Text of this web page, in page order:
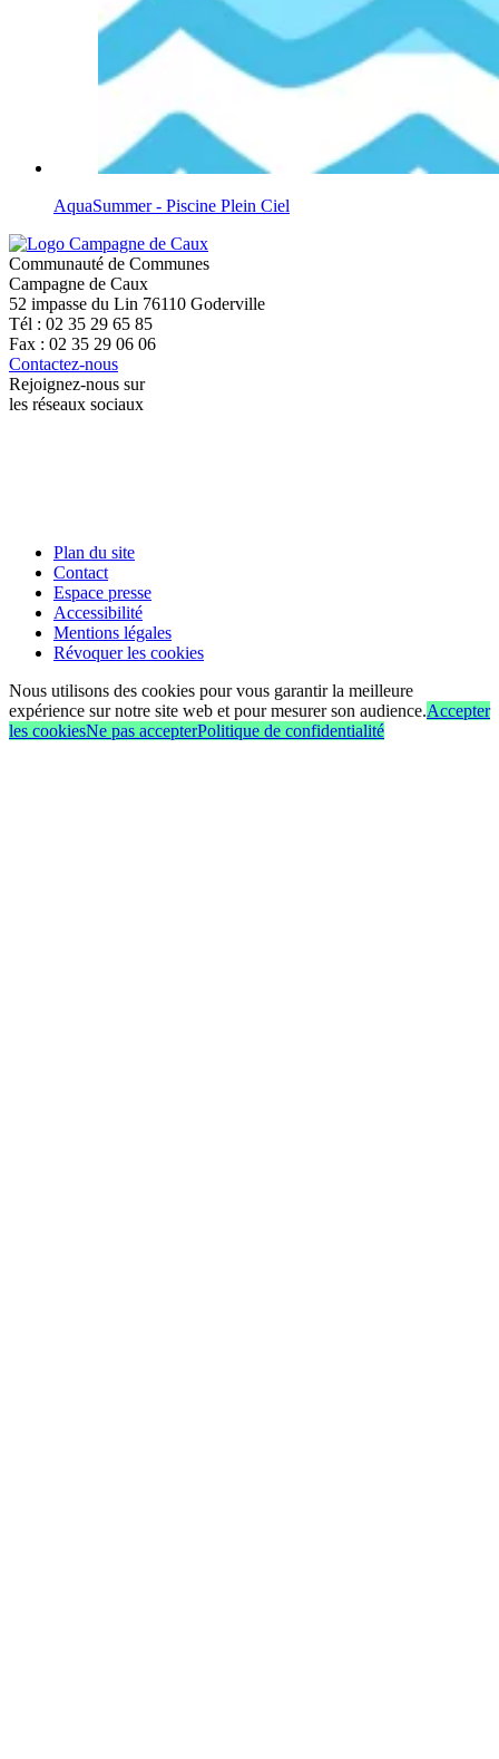
AquaSummer - Piscine Plein Ciel
Communauté de Communes
Campagne de Caux
52 impasse du Lin 76110 Goderville
Tél : 02 35 29 65 85
Fax : 02 35 29 06 06
Contactez-nous
Rejoignez-nous sur
les réseaux sociaux
Plan du site
Contact
Espace presse
Accessibilité
Mentions légales
Révoquer les cookies
Nous utilisons des cookies pour vous garantir la meilleure
expérience sur notre site web et pour mesurer son audience.Accepter
les cookiesNe pas accepterPolitique de confidentialité